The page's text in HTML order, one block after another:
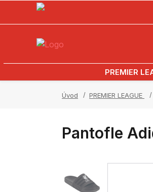
PREMIER
Úvod PREMIER LEAGUE
Pantofle